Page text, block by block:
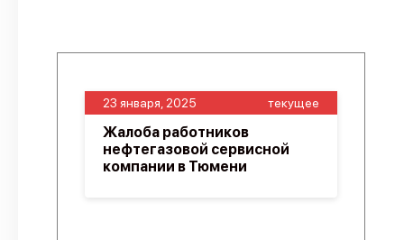
23 января, 2025 текущее
Жалоба работников
нефтегазовой сервисной
компании в Тюмени